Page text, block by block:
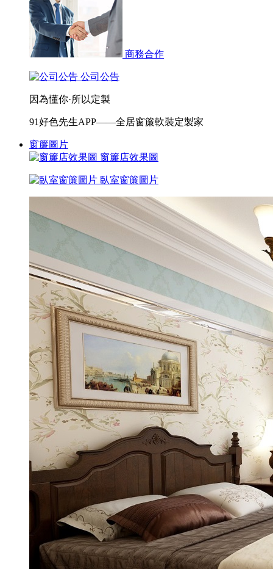
商務合作
公司公告
因為懂你·所以定製
91好色先生APP——全居窗簾軟裝定製家
窗簾圖片
窗簾店效果圖
臥室窗簾圖片